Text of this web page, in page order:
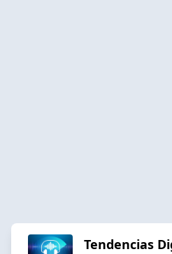
Tendencias